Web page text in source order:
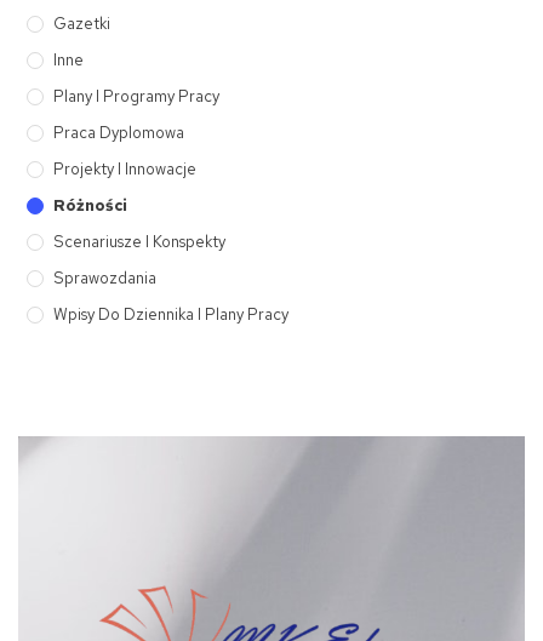
Gazetki
Inne
Plany I Programy Pracy
Praca Dyplomowa
Projekty I Innowacje
Różności
Scenariusze I Konspekty
Sprawozdania
Wpisy Do Dziennika I Plany Pracy